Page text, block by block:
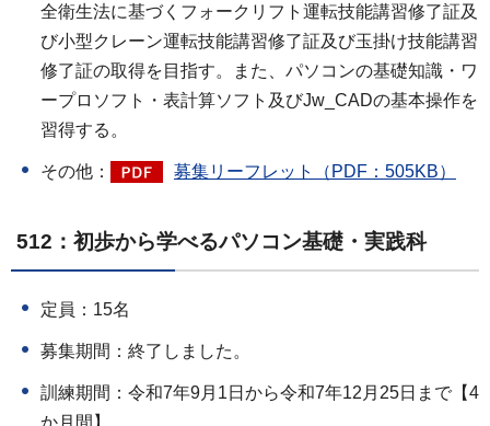
全衛生法に基づくフォークリフト運転技能講習修了証及
び小型クレーン運転技能講習修了証及び玉掛け技能講習
修了証の取得を目指す。また、パソコンの基礎知識・ワ
ープロソフト・表計算ソフト及びJw_CADの基本操作を
習得する。
その他： 募集リーフレット（PDF：505KB）
512：初歩から学べるパソコン基礎・実践科
定員：15名
募集期間：終了しました。
訓練期間：令和7年9月1日から令和7年12月25日まで【4
か月間】